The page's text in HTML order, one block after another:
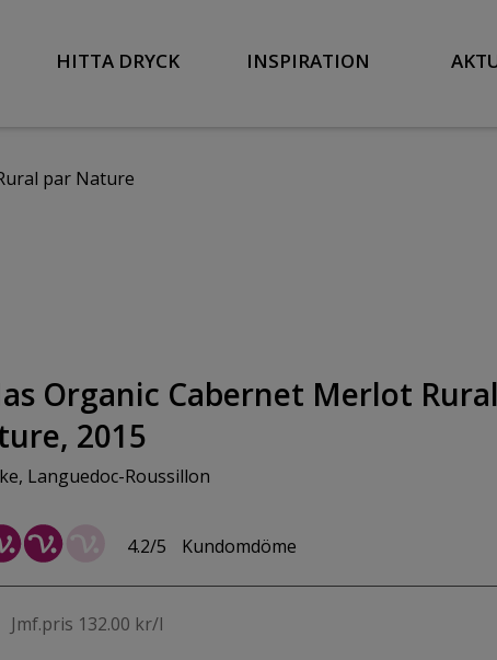
HITTA DRYCK INSPIRATION
par Nature
Organic Cabernet Merlot Rural
2015
Languedoc-Roussillon
4.2/5 Kundomdöme
Jmf.pris 132.00 kr/l